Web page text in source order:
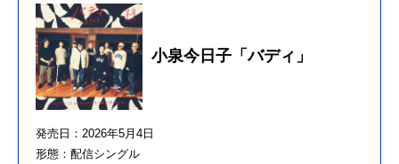
小泉今日子「バディ」
発売日：2026年5月4日
形態：配信シングル